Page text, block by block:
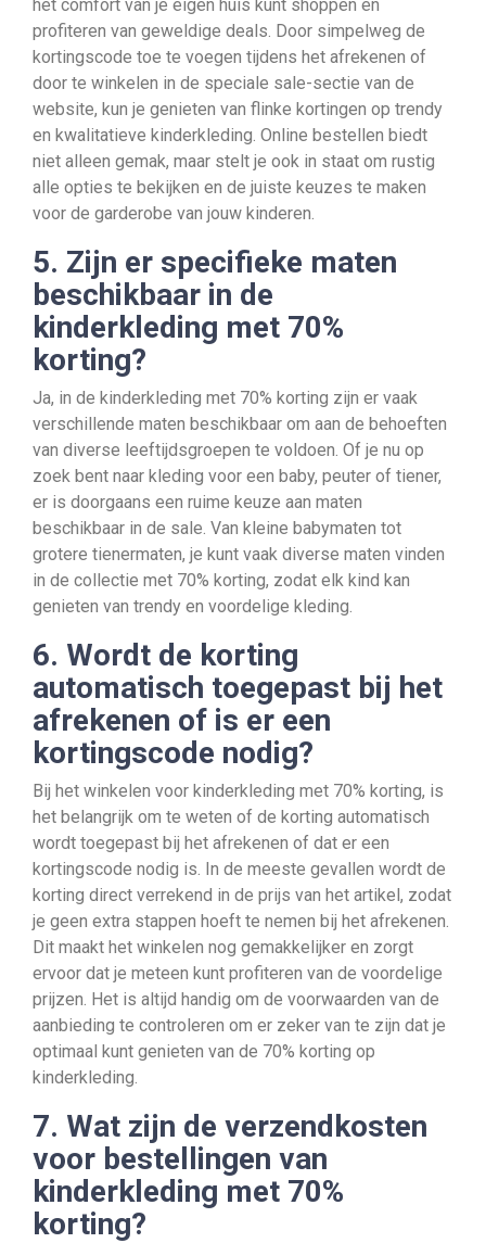
het comfort van je eigen huis kunt shoppen en
profiteren van geweldige deals. Door simpelweg de
kortingscode toe te voegen tijdens het afrekenen of
door te winkelen in de speciale sale-sectie van de
website, kun je genieten van flinke kortingen op trendy
en kwalitatieve kinderkleding. Online bestellen biedt
niet alleen gemak, maar stelt je ook in staat om rustig
alle opties te bekijken en de juiste keuzes te maken
voor de garderobe van jouw kinderen.
5. Zijn er specifieke maten
beschikbaar in de
kinderkleding met 70%
korting?
Ja, in de kinderkleding met 70% korting zijn er vaak
verschillende maten beschikbaar om aan de behoeften
van diverse leeftijdsgroepen te voldoen. Of je nu op
zoek bent naar kleding voor een baby, peuter of tiener,
er is doorgaans een ruime keuze aan maten
beschikbaar in de sale. Van kleine babymaten tot
grotere tienermaten, je kunt vaak diverse maten vinden
in de collectie met 70% korting, zodat elk kind kan
genieten van trendy en voordelige kleding.
6. Wordt de korting
automatisch toegepast bij het
afrekenen of is er een
kortingscode nodig?
Bij het winkelen voor kinderkleding met 70% korting, is
het belangrijk om te weten of de korting automatisch
wordt toegepast bij het afrekenen of dat er een
kortingscode nodig is. In de meeste gevallen wordt de
korting direct verrekend in de prijs van het artikel, zodat
je geen extra stappen hoeft te nemen bij het afrekenen.
Dit maakt het winkelen nog gemakkelijker en zorgt
ervoor dat je meteen kunt profiteren van de voordelige
prijzen. Het is altijd handig om de voorwaarden van de
aanbieding te controleren om er zeker van te zijn dat je
optimaal kunt genieten van de 70% korting op
kinderkleding.
7. Wat zijn de verzendkosten
voor bestellingen van
kinderkleding met 70%
korting?